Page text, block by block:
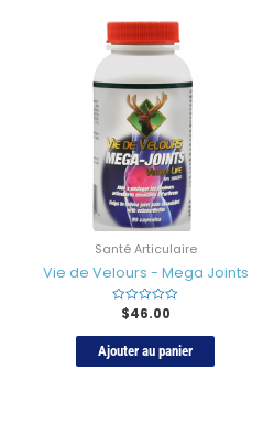
Santé Articulaire
Vie de Velours - Mega Joints
Rated
sur
$46.00
Ajouter au panier